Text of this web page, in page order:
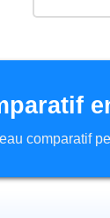
comparatif